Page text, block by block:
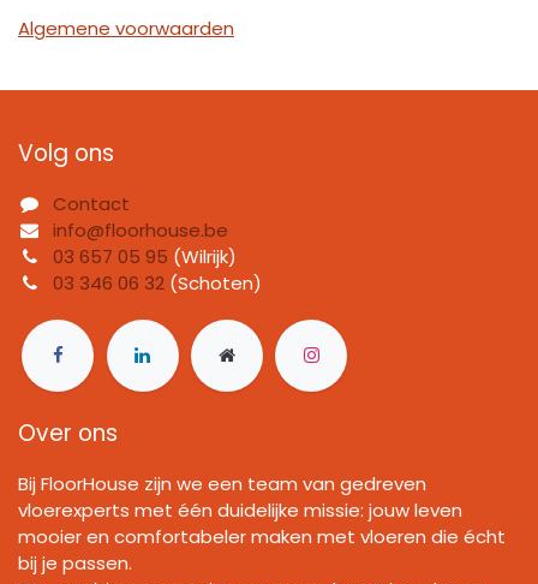
Algemene voorwaarden
Volg ons
Contact
info@floorhouse.be
03 657 05 95 (Wilrijk)
03 346 06 32 (Schoten)
Over ons
Bij FloorHouse zijn we een team van gedreven
vloerexperts met één duidelijke missie: jouw leven
mooier en comfortabeler maken met vloeren die écht
bij je passen.